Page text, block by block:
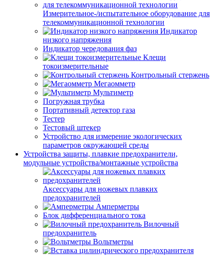
Измерительное-/испытательное оборудование для
телекоммуникационной технологии
Индикатор
низкого напряжения
Индикатор чередования фаз
Клещи
токоизмерительные
Контрольный стержень
Мегаомметр
Мультиметр
Погружная трубка
Портативный детектор газа
Тестер
Тестовый штекер
Устройство для измерение экологических
параметров окружающей среды
Устройства защиты, плавкие предохранители,
модульные устройства/монтажные устройства
Аксессуары для ножевых плавких
предохранителей
Амперметры
Блок дифференциального тока
Вилочный
предохранитель
Вольтметры